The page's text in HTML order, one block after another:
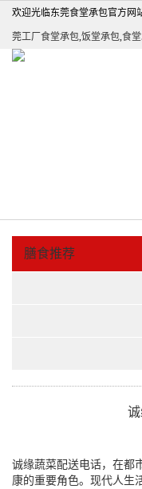
欢迎光临东莞食堂承包官方网
莞工厂食堂承包,饭堂承包,食
膳食推荐
诚缘蔬菜配送电话，在都
康的重要角色。现代人生